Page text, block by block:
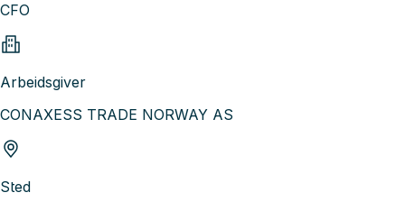
CFO
Arbeidsgiver
CONAXESS TRADE NORWAY AS
Sted